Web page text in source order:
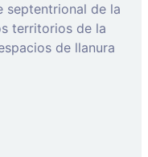
septentrional de la
territorios de la
de llanura